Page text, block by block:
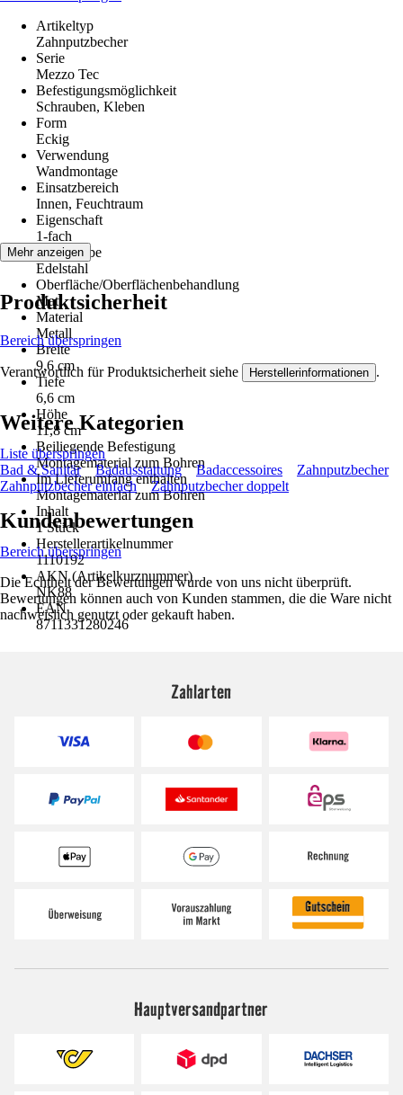
Artikeltyp
Zahnputzbecher
Serie
Mezzo Tec
Befestigungsmöglichkeit
Schrauben, Kleben
Form
Eckig
Verwendung
Wandmontage
Einsatzbereich
Innen, Feuchtraum
Eigenschaft
1-fach
Grundfarbe
Edelstahl
Oberfläche/Oberflächenbehandlung
Matt
Material
Metall
Breite
9,6 cm
Tiefe
6,6 cm
Höhe
11,8 cm
Beiliegende Befestigung
Montagematerial zum Bohren
Im Lieferumfang enthalten
Montagematerial zum Bohren
Inhalt
1 Stück
Herstellerartikelnummer
1110192
AKN (Artikelkurznummer)
NK88
EAN
8711331280246
Mehr anzeigen
Produktsicherheit
Bereich überspringen
Verantwortlich für Produktsicherheit siehe Herstellerinformationen .
Weitere Kategorien
Liste überspringen
Bad & Sanitär
Badausstattung Badaccessoires
Zahnputzbecher
Zahnputzbecher einfach
Zahnputzbecher doppelt
Kundenbewertungen
Bereich überspringen
Die Echtheit der Bewertungen wurde von uns nicht überprüft.
Bewertungen können auch von Kunden stammen, die die Ware nicht
nachweislich genutzt oder gekauft haben.
Zahlarten
Hauptversandpartner